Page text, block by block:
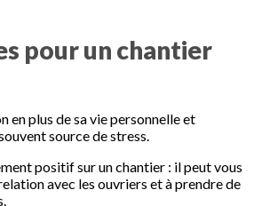
pour un chantier
en plus de sa vie personnelle et
source de stress.
positif sur un chantier : il peut vous
avec les ouvriers et à prendre de